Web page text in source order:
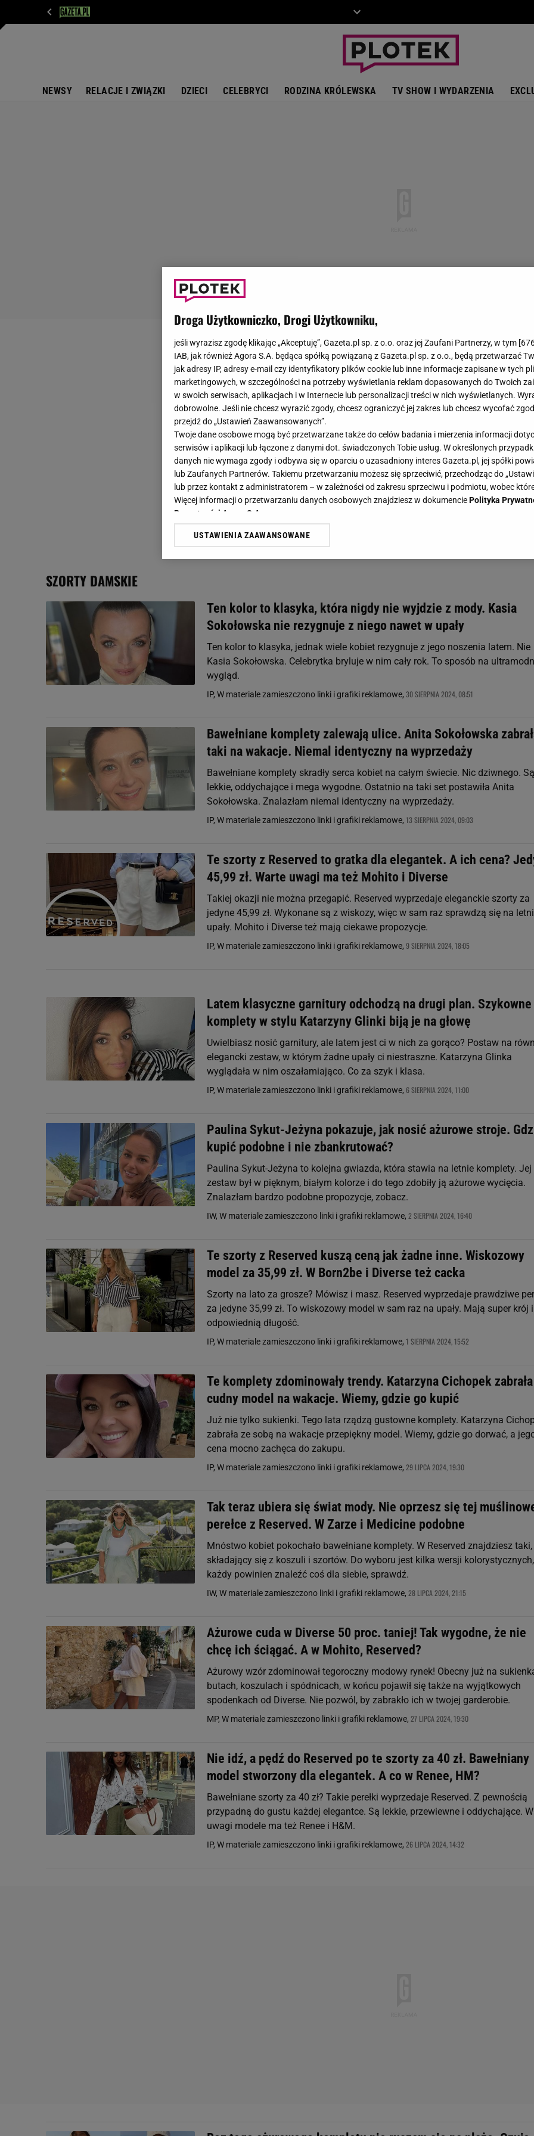
NEWSY RELACJE I ZWIĄZKI DZIECI CELEBRYCI RODZINA KRÓLEWSKA TV SHOW I WYDARZENIA
SZORTY DAMSKIE
Ten kolor to klasyka, która nigdy nie wyjdzie z mody. Kasia
Sokołowska nie rezygnuje z niego nawet w upały
Ten kolor to klasyka, jednak wiele kobiet rezygnuje z jego noszenia latem. Nie
Kasia Sokołowska. Celebrytka bryluje w nim cały rok. To sposób na
wygląd.
IP, W materiale zamieszczono linki i grafiki reklamowe, 30 SIERPNIA 2024, 08:51
Bawełniane komplety zalewają ulice. Anita Sokołowska
taki na wakacje. Niemal identyczny na wyprzedaży
Bawełniane komplety skradły serca kobiet na całym świecie. Nic dziwnego. Są
lekkie, oddychające i mega wygodne. Ostatnio na taki set postawiła Anita
Sokołowska. Znalazłam niemal identyczny na wyprzedaży.
IP, W materiale zamieszczono linki i grafiki reklamowe, 13 SIERPNIA 2024, 09:03
Te szorty z Reserved to gratka dla elegantek. A ich cena?
45,99 zł. Warte uwagi ma też Mohito i Diverse
Takiej okazji nie można przegapić. Reserved wyprzedaje eleganckie szorty za
jedyne 45,99 zł. Wykonane są z wiskozy, więc w sam raz sprawdzą się na
upały. Mohito i Diverse też mają ciekawe propozycje.
IP, W materiale zamieszczono linki i grafiki reklamowe, 9 SIERPNIA 2024, 18:05
Latem klasyczne garnitury odchodzą na drugi plan. Szykowne
komplety w stylu Katarzyny Glinki biją je na głowę
Uwielbiasz nosić garnitury, ale latem jest ci w nich za gorąco? Postaw na
elegancki zestaw, w którym żadne upały ci niestraszne. Katarzyna Glinka
wyglądała w nim oszałamiająco. Co za szyk i klasa.
IP, W materiale zamieszczono linki i grafiki reklamowe, 6 SIERPNIA 2024, 11:00
Paulina Sykut-Jeżyna pokazuje, jak nosić ażurowe stroje.
kupić podobne i nie zbankrutować?
Paulina Sykut-Jeżyna to kolejna gwiazda, która stawia na letnie komplety. Jej
zestaw był w pięknym, białym kolorze i do tego zdobiły ją ażurowe wycięcia.
Znalazłam bardzo podobne propozycje, zobacz.
IW, W materiale zamieszczono linki i grafiki reklamowe, 2 SIERPNIA 2024, 16:40
Te szorty z Reserved kuszą ceną jak żadne inne. Wiskozowy
model za 35,99 zł. W Born2be i Diverse też cacka
Szorty na lato za grosze? Mówisz i masz. Reserved wyprzedaje prawdziwe
za jedyne 35,99 zł. To wiskozowy model w sam raz na upały. Mają super krój i
odpowiednią długość.
IP, W materiale zamieszczono linki i grafiki reklamowe, 1 SIERPNIA 2024, 15:52
Te komplety zdominowały trendy. Katarzyna Cichopek zabrała
cudny model na wakacje. Wiemy, gdzie go kupić
Już nie tylko sukienki. Tego lata rządzą gustowne komplety. Katarzyna
zabrała ze sobą na wakacje przepiękny model. Wiemy, gdzie go dorwać, a
cena mocno zachęca do zakupu.
IP, W materiale zamieszczono linki i grafiki reklamowe, 29 LIPCA 2024, 19:30
Tak teraz ubiera się świat mody. Nie oprzesz się tej
perełce z Reserved. W Zarze i Medicine podobne
Mnóstwo kobiet pokochało bawełniane komplety. W Reserved znajdziesz taki,
składający się z koszuli i szortów. Do wyboru jest kilka wersji kolorystycznych,
każdy powinien znaleźć coś dla siebie, sprawdź.
IW, W materiale zamieszczono linki i grafiki reklamowe, 28 LIPCA 2024, 21:15
Ażurowe cuda w Diverse 50 proc. taniej! Tak wygodne, że nie
chcę ich ściągać. A w Mohito, Reserved?
Ażurowy wzór zdominował tegoroczny modowy rynek! Obecny już na
butach, koszulach i spódnicach, w końcu pojawił się także na wyjątkowych
spodenkach od Diverse. Nie pozwól, by zabrakło ich w twojej garderobie.
MP, W materiale zamieszczono linki i grafiki reklamowe, 27 LIPCA 2024, 19:30
Nie idź, a pędź do Reserved po te szorty za 40 zł. Bawełniany
model stworzony dla elegantek. A co w Renee, HM?
Bawełniane szorty za 40 zł? Takie perełki wyprzedaje Reserved. Z pewnością
przypadną do gustu każdej elegantce. Są lekkie, przewiewne i oddychające.
uwagi modele ma też Renee i H&M.
IP, W materiale zamieszczono linki i grafiki reklamowe, 26 LIPCA 2024, 14:32
Droga Użytkowniczko, Drogi Użytkowniku,
jeśli wyrazisz zgodę klikając „Akceptuję”, Gazeta.pl sp. z o.o. oraz jej Zaufani Partnerzy, w tym [
IAB, jak również Agora S.A. będąca spółką powiązaną z Gazeta.pl sp. z o.o., będą przetwarzać
jak adresy IP, adresy e-mail czy identyfikatory plików cookie lub inne informacje zapisane w tych
marketingowych, w szczególności na potrzeby wyświetlania reklam dopasowanych do Twoich
w swoich serwisach, aplikacjach i w Internecie lub personalizacji treści w nich wyświetlanych.
dobrowolne. Jeśli nie chcesz wyrazić zgody, chcesz ograniczyć jej zakres lub chcesz wycofać
przejdź do „Ustawień Zaawansowanych”.
Twoje dane osobowe mogą być przetwarzane także do celów badania i mierzenia informacji
serwisów i aplikacji lub łączone z danymi dot. świadczonych Tobie usług. W określonych
danych nie wymaga zgody i odbywa się w oparciu o uzasadniony interes Gazeta.pl, jej spółki
lub Zaufanych Partnerów. Takiemu przetwarzaniu możesz się sprzeciwić, przechodząc do
lub przez kontakt z administratorem – w zależności od zakresu sprzeciwu i podmiotu, wobec
Więcej informacji o przetwarzaniu danych osobowych znajdziesz w dokumenciePolityka
Prywatności Agora S.A.
Klikając „Akceptuję” wyrażasz też zgodę na zainstalowanie i przechowywanie plików cookie
dotyczące plików cookie, wywołując narzędzie do zarządzania twoimi preferencjami dot.
odnośnik „Ustawienia prywatności ” w stopce serwisu i przechodząc do „Ustawień
My, nasi Zaufani Partnerzy i Agora S.A. możemy przetwarzać dane osobowe w następujących
Użycie dokładnych danych geolokalizacyjnych. Aktywne skanowanie charakterystyki urządzenia
Przechowywanie informacji na urządzeniu lub dostęp do nich. Spersonalizowane reklamy i treści,
badnie odbiorców i ulepszanie usług.
Lista Zaufanych Partnerów
USTAWIENIA ZAAWANSOWANE